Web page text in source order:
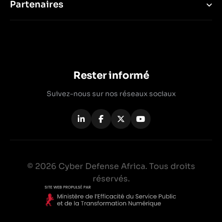
Partenaires
Rester informé
Suivez-nous sur nos réseaux sociaux
© 2026 Cyber Defense Africa. Tous droits
réservés.